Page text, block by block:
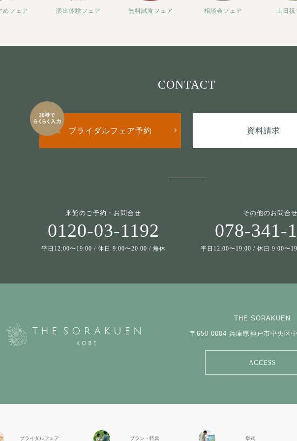
めフェア 演出体験フェア 無料試食フェア 相談会フェア 土日祝
CONTACT
ブライダルフェア予約 資料請求
来館のご予約・お問合せ
0120-03-1192
平日12:00〜19:00 / 休日 9:00〜20:00 / 無休
その他のお問合せ
078-341-
平日12:00〜19:00 / 休日 9:00〜
THE SORAKUEN
〒650-0004 兵庫県神戸市中央区
ACCESS
ブライダルフェア プラン・特典 挙式